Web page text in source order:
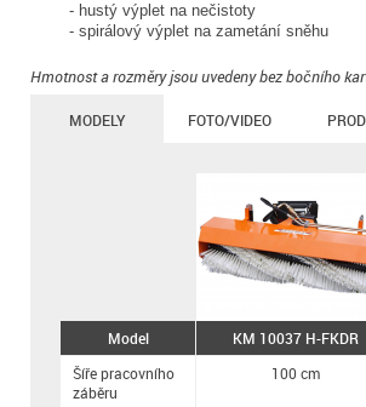
- hustý výplet na nečistoty
- spirálový výplet na zametání sněhu
Hmotnost a rozměry jsou uvedeny bez bočního
MODELY FOTO/VIDEO
Model
Šíře pracovního
záběru
KM 10037 H-FKDR
100 cm